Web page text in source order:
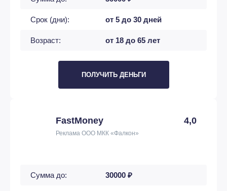
Срок (дни): от 5 до 30 дней
Возраст: от 18 до 65 лет
ПОЛУЧИТЬ ДЕНЬГИ
FastMoney 4,0
Реклама ООО МКК «Фалкон»
Сумма до: 30000 ₽